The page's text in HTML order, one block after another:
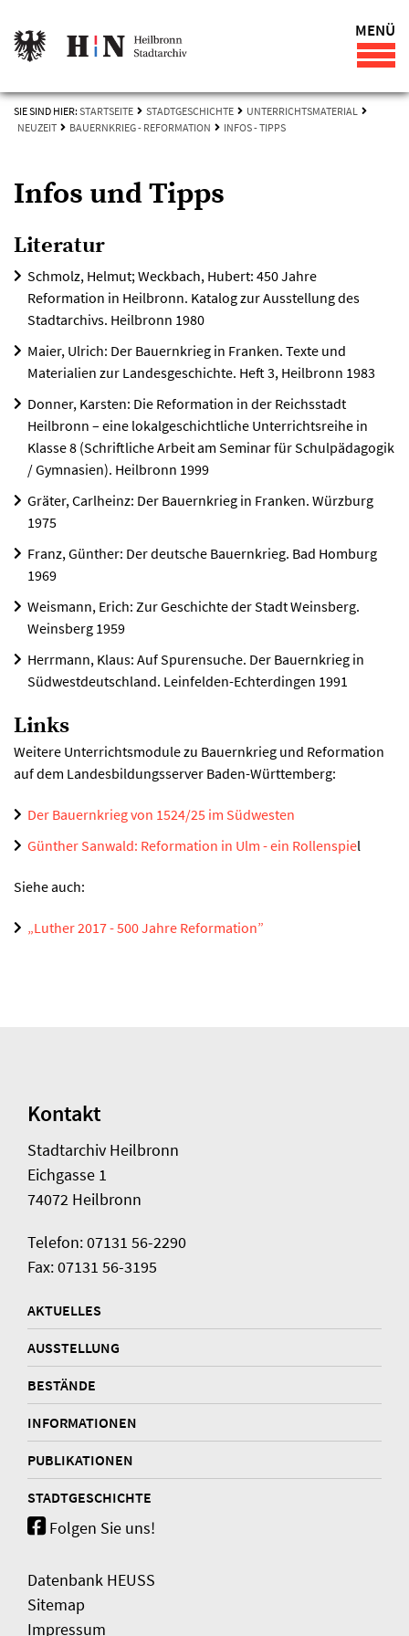
MENÜ
SIE SIND HIER: STARTSEITE STADTGESCHICHTE
UNTERRICHTSMATERIAL
NEUZEIT
BAUERNKRIEG - REFORMATION INFOS - TIPPS
Infos und Tipps
Literatur
Schmolz, Helmut; Weckbach, Hubert: 450 Jahre
Reformation in Heilbronn. Katalog zur Ausstellung des
Stadtarchivs. Heilbronn 1980
Maier, Ulrich: Der Bauernkrieg in Franken. Texte und
Materialien zur Landesgeschichte. Heft 3, Heilbronn 1983
Donner, Karsten: Die Reformation in der Reichsstadt
Heilbronn – eine lokalgeschichtliche Unterrichtsreihe in
Klasse 8 (Schriftliche Arbeit am Seminar für Schulpädagogik
/ Gymnasien). Heilbronn 1999
Gräter, Carlheinz: Der Bauernkrieg in Franken. Würzburg
1975
Franz, Günther: Der deutsche Bauernkrieg. Bad Homburg
1969
Weismann, Erich: Zur Geschichte der Stadt Weinsberg.
Weinsberg 1959
Herrmann, Klaus: Auf Spurensuche. Der Bauernkrieg in
Südwestdeutschland. Leinfelden-Echterdingen 1991
Links
Weitere Unterrichtsmodule zu Bauernkrieg und Reformation
auf dem Landesbildungsserver Baden-Württemberg:
Der Bauernkrieg von 1524/25 im Südwesten
Günther Sanwald: Reformation in Ulm - ein Rollenspiel
Siehe auch:
„Luther 2017 - 500 Jahre Reformation”
Kontakt
Stadtarchiv Heilbronn
Eichgasse 1
74072 Heilbronn
Telefon: 07131 56-2290
Fax: 07131 56-3195
AKTUELLES
AUSSTELLUNG
BESTÄNDE
INFORMATIONEN
PUBLIKATIONEN
STADTGESCHICHTE
Folgen Sie uns!
Datenbank HEUSS
Sitemap
Impressum